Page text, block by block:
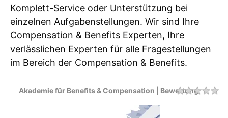
Komplett-Service oder Unterstützung bei
einzelnen Aufgabenstellungen. Wir sind Ihre
Compensation & Benefits Experten, Ihre
verlässlichen Experten für alle Fragestellungen
im Bereich der Compensation & Benefits.
Akademie für Benefits & Compensation | Bewertung
Rating